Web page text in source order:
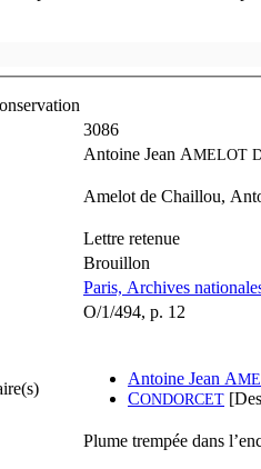
3086
Antoine Jean AMELOT
Amelot de Chaillou,
Lettre retenue
Brouillon
Paris, Archives
O/1/494, p. 12
Antoine Jean A
CONDORCET
Plume trempée dans